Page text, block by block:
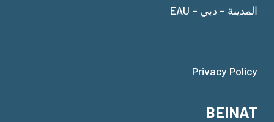
المدينة – دبي – EAU
Privacy Policy
BEINAT